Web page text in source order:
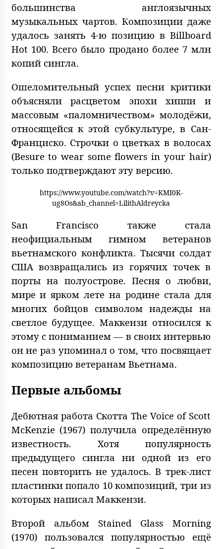
большинства англоязычных
музыкальных чартов. Композиции даже
удалось занять 4-ю позицию в Billboard
Hot 100. Всего было продано более 7 млн
копий сингла.
Ошеломительный успех песни критики
объясняли расцветом эпохи хиппи и
массовым «паломничеством» молодёжи,
относящейся к этой субкультуре, в Сан-
Франциско. Строчки о цветках в волосах
(Besure to wear some flowers in your hair)
только подтверждают эту версию.
https://www.youtube.com/watch?v=KMI0K-
ug8Os&ab_channel=LilithAldreycka
San Francisco также стала
неофициальным гимном ветеранов
вьетнамского конфликта. Тысячи солдат
США возвращались из горячих точек в
порты на полуострове. Песня о любви,
мире и ярком лете на родине стала для
многих бойцов символом надежды на
светлое будущее. Маккензи относился к
этому с пониманием — в своих интервью
он не раз упоминал о том, что посвящает
композицию ветеранам Вьетнама.
Первые альбомы
Дебютная работа Скотта The Voice of Scott
McKenzie (1967) получила определённую
известность. Хотя популярность
предыдущего сингла ни одной из его
песен повторить не удалось. В трек-лист
пластинки попало 10 композиций, три из
которых написал Маккензи.
Второй альбом Stained Glass Morning
(1970) пользовался популярностью ещё